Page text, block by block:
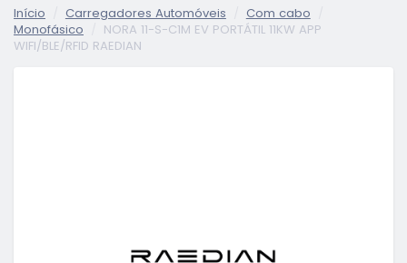
Início Carregadores Automóveis
Com cabo
Monofásico
NORA 11-S-C1M EV PORTÁTIL 11KW APP
WIFI/BLE/RFID RAEDIAN